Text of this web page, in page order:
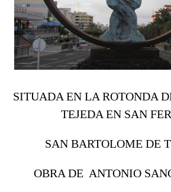
SITUADA EN LA ROTONDA
TEJEDA EN SAN
SAN BARTOLOME DE
OBRA DE ANTONIO